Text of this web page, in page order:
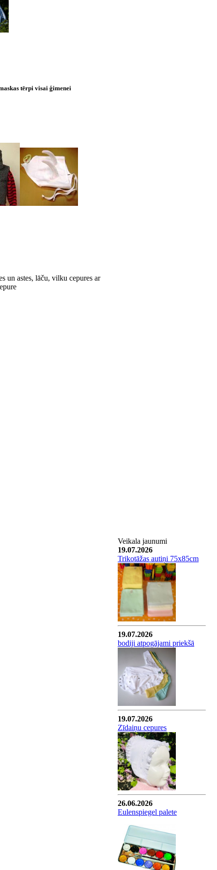
tērpi visai ģimenei
un astes, lāču, vilku cepures ar
Veikala jaunumi
19.07.2026
Trikotāžas autiņi 75x85cm
19.07.2026
bodiji atpogājami priekšā
19.07.2026
Zīdaiņu cepures
26.06.2026
Eulenspiegel palete